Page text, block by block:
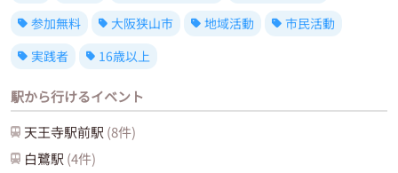
参加無料
大阪狭山市 地域活動
市民活動
実践者
16歳以上
駅から行けるイベント
天王寺駅前駅 (8件)
白鷺駅 (4件)